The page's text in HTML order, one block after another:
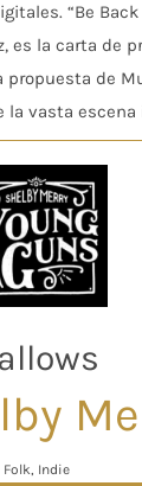
“Be Back
es la carta de
propuesta de
la vasta
Folk, Indie